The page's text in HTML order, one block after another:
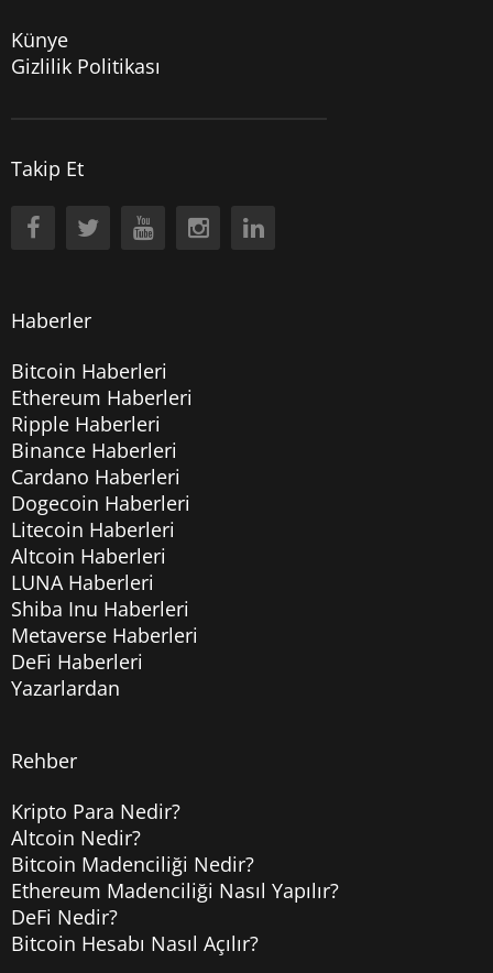
Künye
Gizlilik Politikası
Takip Et
Haberler
Bitcoin Haberleri
Ethereum Haberleri
Ripple Haberleri
Binance Haberleri
Cardano Haberleri
Dogecoin Haberleri
Litecoin Haberleri
Altcoin Haberleri
LUNA Haberleri
Shiba Inu Haberleri
Metaverse Haberleri
DeFi Haberleri
Yazarlardan
Rehber
Kripto Para Nedir?
Altcoin Nedir?
Bitcoin Madenciliği Nedir?
Ethereum Madenciliği Nasıl Yapılır?
DeFi Nedir?
Bitcoin Hesabı Nasıl Açılır?